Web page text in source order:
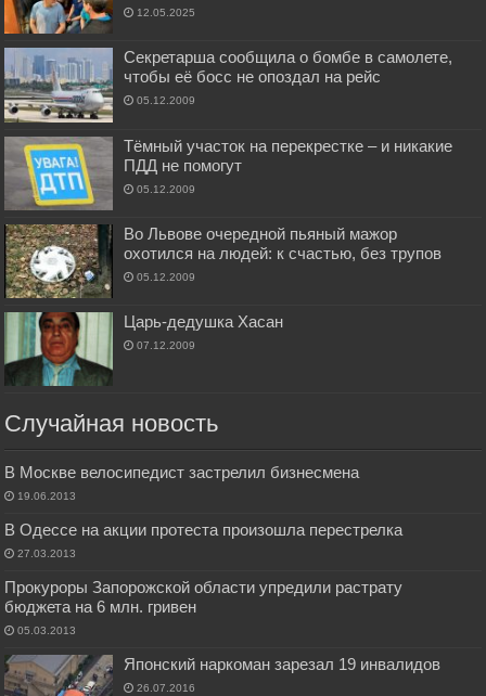
12.05.2025
Секретарша сообщила о бомбе в самолете,
чтобы её босс не опоздал на рейс
05.12.2009
Тёмный участок на перекрестке – и никакие
ПДД не помогут
05.12.2009
Во Львове очередной пьяный мажор
охотился на людей: к счастью, без трупов
05.12.2009
Царь-дедушка Хасан
07.12.2009
Случайная новость
В Москве велосипедист застрелил бизнесмена
19.06.2013
В Одессе на акции протеста произошла перестрелка
27.03.2013
Прокуроры Запорожской области упредили растрату
бюджета на 6 млн. гривен
05.03.2013
Японский наркоман зарезал 19 инвалидов
26.07.2016